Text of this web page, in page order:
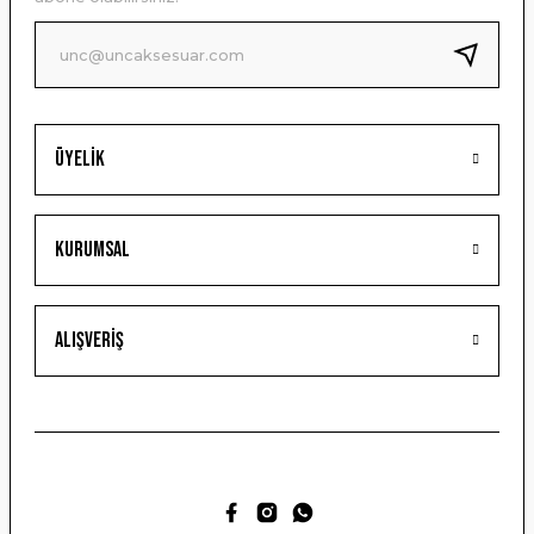
Ürün fiyatı diğer sitelerden daha pahalı.
Bu ürüne benzer farklı alternatifler olmalı.
Gönder
Üyelik
Kurumsal
Alışveriş